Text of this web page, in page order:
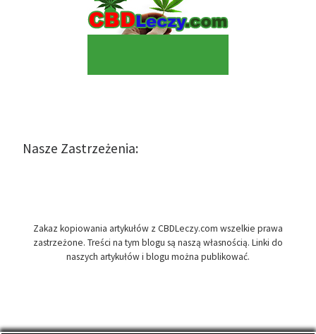
Nasze Zastrzeżenia:
Zakaz kopiowania artykułów z CBDLeczy.com wszelkie prawa
zastrzeżone. Treści na tym blogu są naszą własnością. Linki do
naszych artykułów i blogu można publikować.